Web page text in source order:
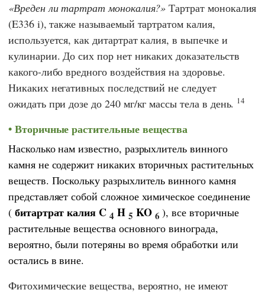
Вреден ли тартрат монокалия? Тартрат монокалия
(E336 i), также называемый тартратом калия,
используется, как дитартрат калия, в выпечке и
кулинарии. До сих пор нет никаких доказательств
какого-либо вредного воздействия на здоровье.
Никаких негативных последствий не следует
ожидать при дозе до 240 мг/кг массы тела в день. 14
Вторичные растительные вещества
Насколько нам известно, разрыхлитель винного
камня не содержит никаких вторичных растительных
веществ. Поскольку разрыхлитель винного камня
представляет собой сложное химическое соединение
( битартрат калия C 4 H 5 KO 6 ), все вторичные
растительные вещества основного винограда,
вероятно, были потеряны во время обработки или
остались в вине.
Фитохимические вещества, вероятно, не имеют